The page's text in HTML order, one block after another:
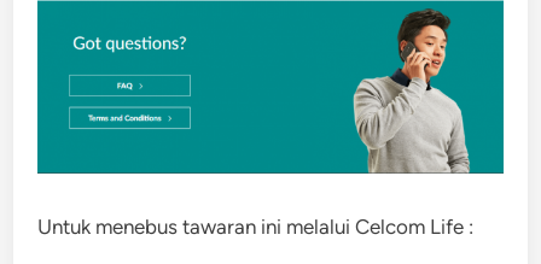
Untuk menebus tawaran ini melalui Celcom Life :